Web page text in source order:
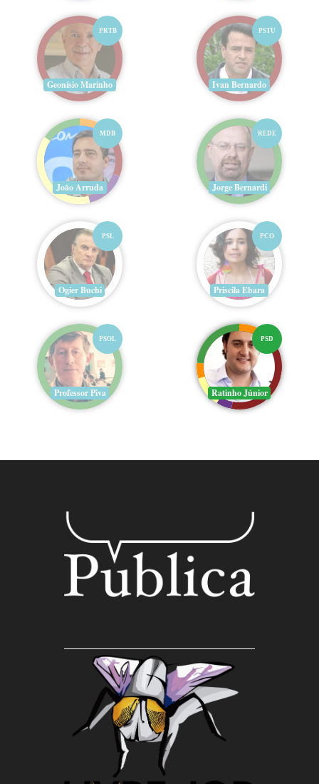
PRTB
Geonísio Marinho
PSTU
Ivan Bernardo
MDB
João Arruda
REDE
Jorge Bernardi
PSL
Ogier Buchi
PCO
Priscila Ebara
PSOL
Professor Piva
PSD
Ratinho Júnior